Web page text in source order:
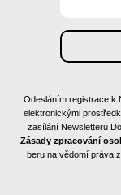
Odesláním registrace k
elektronickými
zasílání Newsletteru
Zásady zpracování
beru na vědomí práva